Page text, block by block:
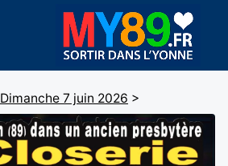
Dimanche 7 juin 2026 >